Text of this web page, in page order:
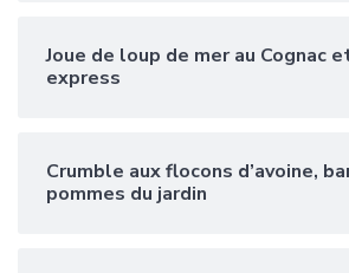
Joue de loup de mer au Cognac
express
Crumble aux flocons d’avoine,
pommes du jardin